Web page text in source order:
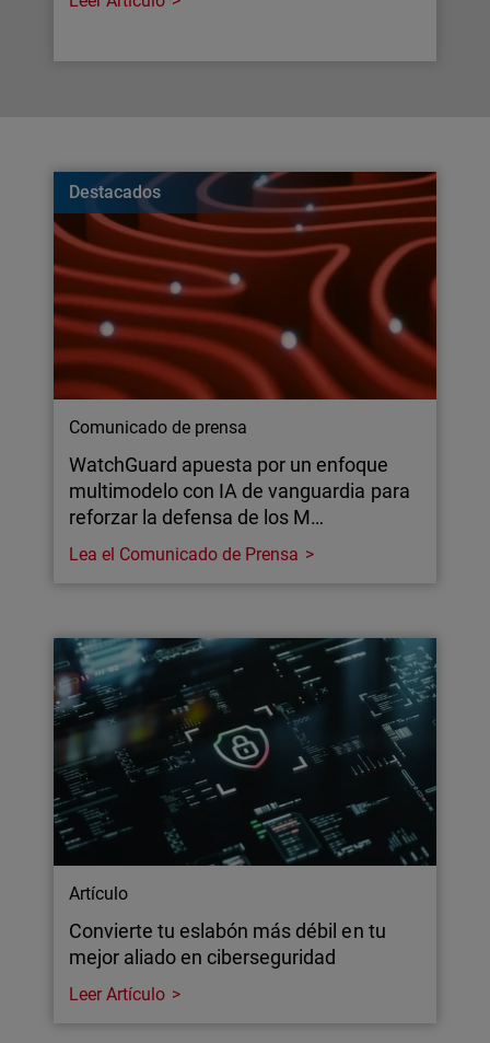
Destacados
Comunicado de prensa
WatchGuard apuesta por un enfoque
multimodelo con IA de vanguardia para
reforzar la defensa de los M…
Lea el Comunicado de Prensa
Artículo
Convierte tu eslabón más débil en tu
mejor aliado en ciberseguridad
Leer Artículo